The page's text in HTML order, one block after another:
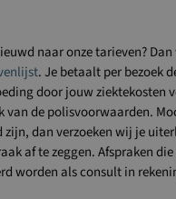
naar onze tarieven?
. Je betaalt per bezoek
door jouw ziektekosten
van de polisvoorwaarden.
zijn, dan verzoeken wij je
af te zeggen. Afspraken
worden als consult in